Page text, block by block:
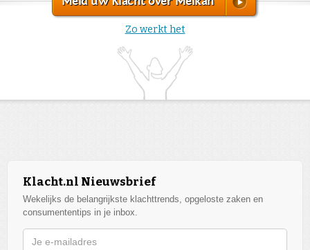
Zo werkt het
Klacht.nl Nieuwsbrief
Wekelijks de belangrijkste klachttrends, opgeloste zaken en
consumententips in je inbox.